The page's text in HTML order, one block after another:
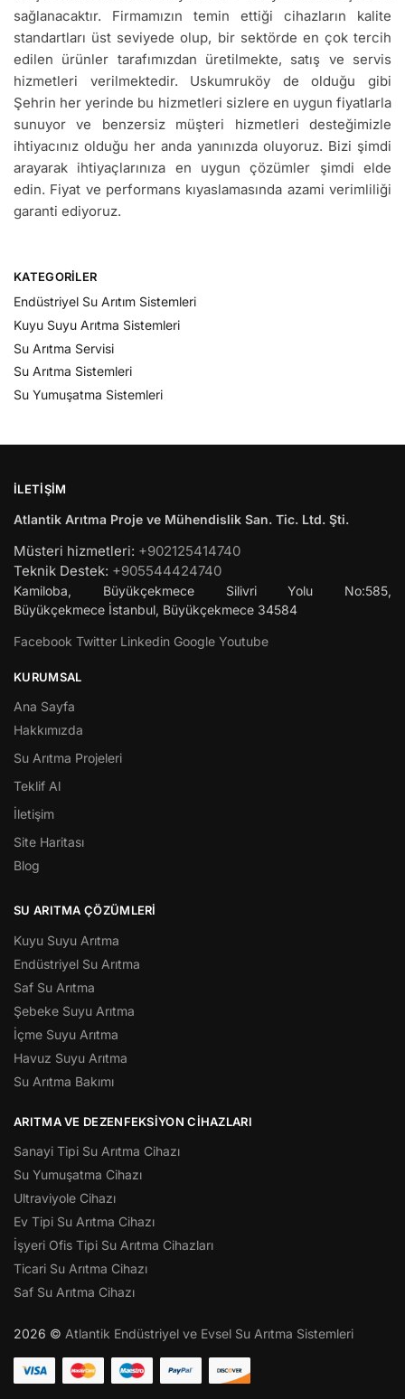
sağlanacaktır. Firmamızın temin ettiği cihazların kalite
standartları üst seviyede olup, bir sektörde en çok tercih
edilen ürünler tarafımızdan üretilmekte, satış ve servis
hizmetleri verilmektedir. Uskumruköy de olduğu gibi
Şehrin her yerinde bu hizmetleri sizlere en uygun fiyatlarla
sunuyor ve benzersiz müşteri hizmetleri desteğimizle
ihtiyacınız olduğu her anda yanınızda oluyoruz. Bizi şimdi
arayarak ihtiyaçlarınıza en uygun çözümler şimdi elde
edin. Fiyat ve performans kıyaslamasında azami verimliliği
garanti ediyoruz.
KATEGORILER
Endüstriyel Su Arıtım Sistemleri
Kuyu Suyu Arıtma Sistemleri
Su Arıtma Servisi
Su Arıtma Sistemleri
Su Yumuşatma Sistemleri
İLETIŞIM
Atlantik Arıtma Proje ve Mühendislik San. Tic. Ltd. Şti.
Müsteri hizmetleri: +902125414740
Teknik Destek: +905544424740
Kamiloba, Büyükçekmece Silivri Yolu No:585,
Büyükçekmece İstanbul, Büyükçekmece 34584
Facebook Twitter Linkedin Google Youtube
KURUMSAL
Ana Sayfa
Hakkımızda
Su Arıtma Projeleri
Teklif Al
İletişim
Site Haritası
Blog
SU ARITMA ÇÖZÜMLERI
Kuyu Suyu Arıtma
Endüstriyel Su Arıtma
Saf Su Arıtma
Şebeke Suyu Arıtma
İçme Suyu Arıtma
Havuz Suyu Arıtma
Su Arıtma Bakımı
ARITMA VE DEZENFEKSIYON CIHAZLARI
Sanayi Tipi Su Arıtma Cihazı
Su Yumuşatma Cihazı
Ultraviyole Cihazı
Ev Tipi Su Arıtma Cihazı
İşyeri Ofis Tipi Su Arıtma Cihazları
Ticari Su Arıtma Cihazı
Saf Su Arıtma Cihazı
2026 © Atlantik Endüstriyel ve Evsel Su Arıtma Sistemleri